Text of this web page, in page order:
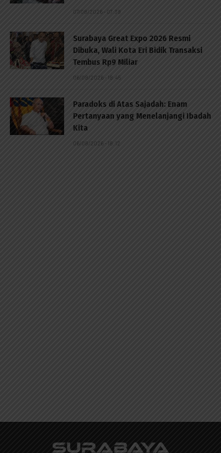
07/08/2026 - 07:39
Surabaya Great Expo 2026 Resmi
Dibuka, Wali Kota Eri Bidik Transaksi
Tembus Rp9 Miliar
06/08/2026 - 18:45
Paradoks di Atas Sajadah: Enam
Pertanyaan yang Menelanjangi Ibadah
Kita
06/08/2026 - 18:12